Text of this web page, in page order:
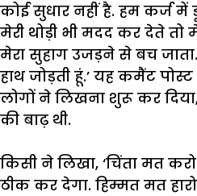
कोई सुधार नहीं है. हम कर्ज में
मेरी थोड़ी भी मदद कर देते तो
मेरा सुहाग उजड़ने से बच जाता.
हाथ जोड़ती हूं.’ यह कमैंट पोस्ट
लोगों ने लिखना शुरू कर दिया
की बाढ़ थी.
किसी ने लिखा, ‘चिंता मत करो
ठीक कर देगा. हिम्मत मत हारो